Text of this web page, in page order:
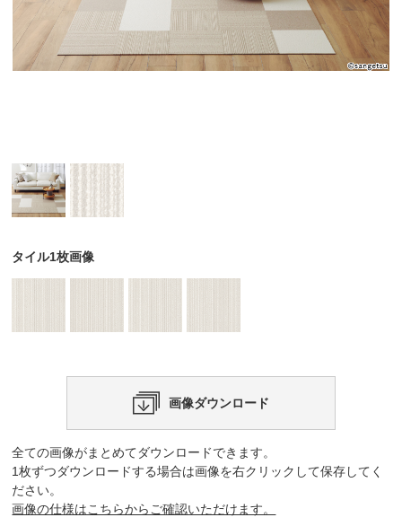
タイル1枚画像
画像ダウンロード
全ての画像がまとめてダウンロードできます。
1枚ずつダウンロードする場合は画像を右クリックして保存してく
ださい。
画像の仕様はこちらからご確認いただけます。